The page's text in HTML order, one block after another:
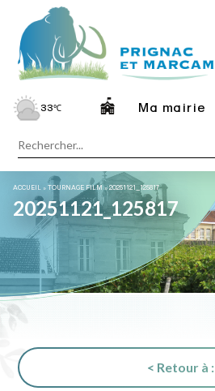
33℃ Ma mairie
ACCUEIL »TOURNAGE FILM»20251121_125817
20251121_125817
< Retour à :